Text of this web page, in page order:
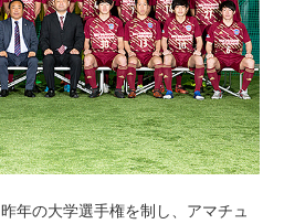
昨年の大学選手権を制し、アマチュ